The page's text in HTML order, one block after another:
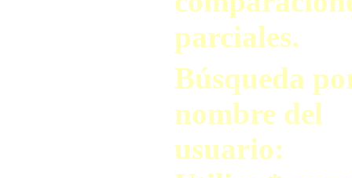
parciales.
Búsqueda
nombre del
usuario: